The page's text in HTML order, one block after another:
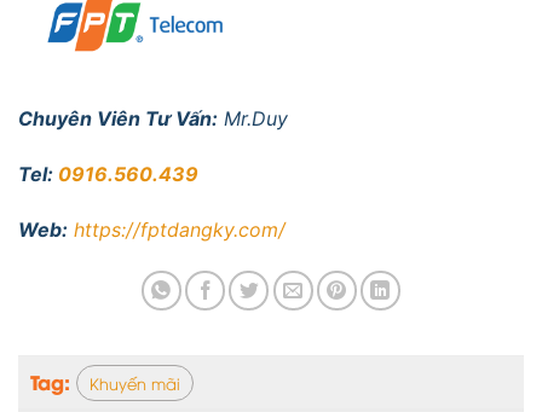
Chuyên Viên Tư Vấn: Mr.Duy
Tel: 0916.560.439
Web: https://fptdangky.com/
Tag: Khuyến mãi